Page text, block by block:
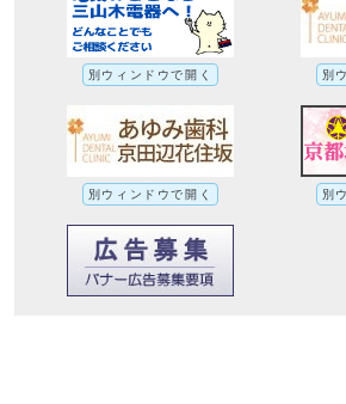
別ウィンドウで開く 別
別ウィンドウで開く 別